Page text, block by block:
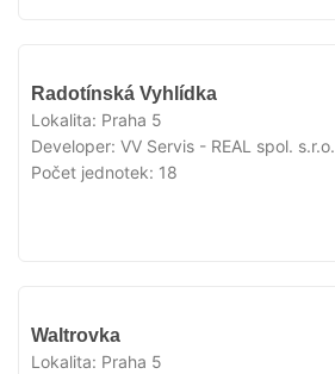
Radotínská Vyhlídka
Lokalita: Praha 5
Developer: VV Servis - REAL spol. s.r.o.
Počet jednotek: 18
Waltrovka
Lokalita: Praha 5